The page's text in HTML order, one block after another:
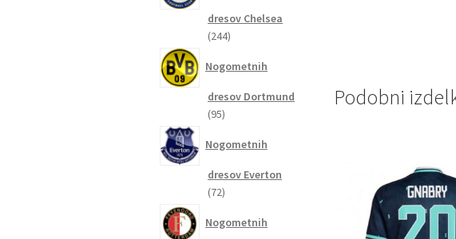
Podobni
dresov Chelsea
244244
Nogometnih
dresov Dortmund
9595
Nogometnih
dresov Everton
7272
Nogometnih